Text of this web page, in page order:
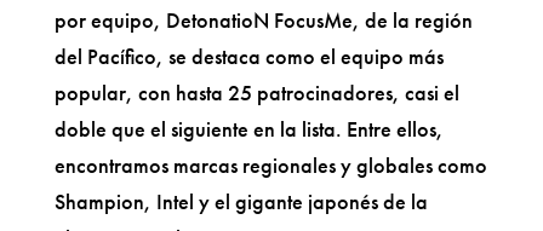
por equipo, DetonatioN FocusMe, de la región
del Pacífico, se destaca como el equipo más
popular, con hasta 25 patrocinadores, casi el
doble que el siguiente en la lista. Entre ellos,
encontramos marcas regionales y globales como
Shampion, Intel y el gigante japonés de la